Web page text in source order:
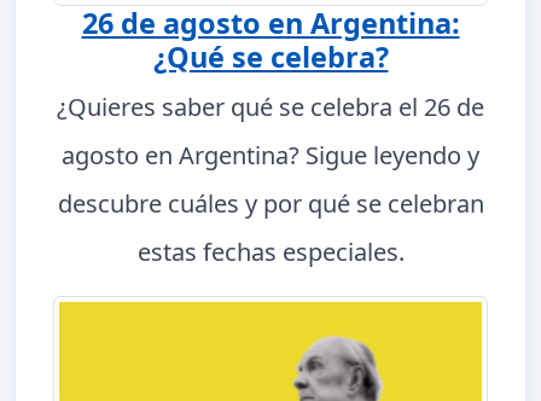
26 de agosto en Argentina:
¿Qué se celebra?
¿Quieres saber qué se celebra el 26 de
agosto en Argentina? Sigue leyendo y
descubre cuáles y por qué se celebran
estas fechas especiales.